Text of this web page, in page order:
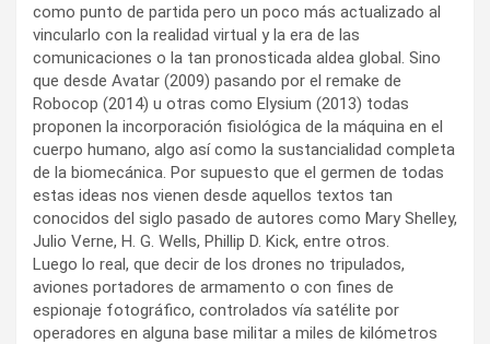
como punto de partida pero un poco más actualizado al
vincularlo con la realidad virtual y la era de las
comunicaciones o la tan pronosticada aldea global. Sino
que desde Avatar (2009) pasando por el remake de
Robocop (2014) u otras como Elysium (2013) todas
proponen la incorporación fisiológica de la máquina en el
cuerpo humano, algo así como la sustancialidad completa
de la biomecánica. Por supuesto que el germen de todas
estas ideas nos vienen desde aquellos textos tan
conocidos del siglo pasado de autores como Mary Shelley,
Julio Verne, H. G. Wells, Phillip D. Kick, entre otros.
Luego lo real, que decir de los drones no tripulados,
aviones portadores de armamento o con fines de
espionaje fotográfico, controlados vía satélite por
operadores en alguna base militar a miles de kilómetros